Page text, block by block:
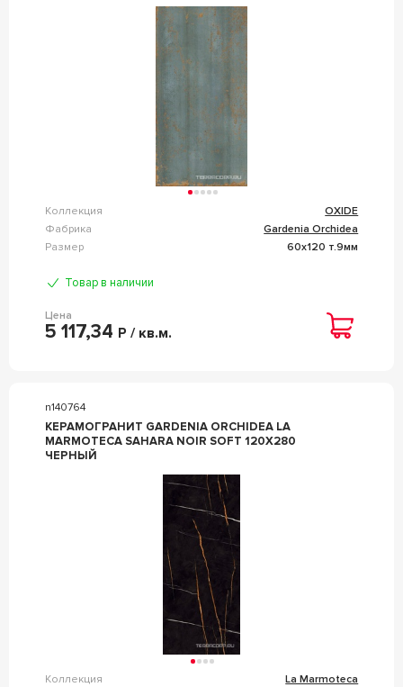
Коллекция
OXIDE
Фабрика
Gardenia Orchidea
Размер
60x120 т.9мм
Товар в наличии
Цена
5 117,34 Р / кв.м.
n140764
КЕРАМОГРАНИТ GARDENIA ORCHIDEA LA
MARMOTECA SAHARA NOIR SOFT 120X280
ЧЕРНЫЙ
Коллекция
La Marmoteca